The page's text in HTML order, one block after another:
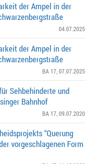
der Ampel in der
04.07.2025
der Ampel in der
BA 17 , 07.07.2025
Sehbehinderte und
Bahnhof
BA 17 , 09.07.2020
“Querung
vorgeschlagenen Form